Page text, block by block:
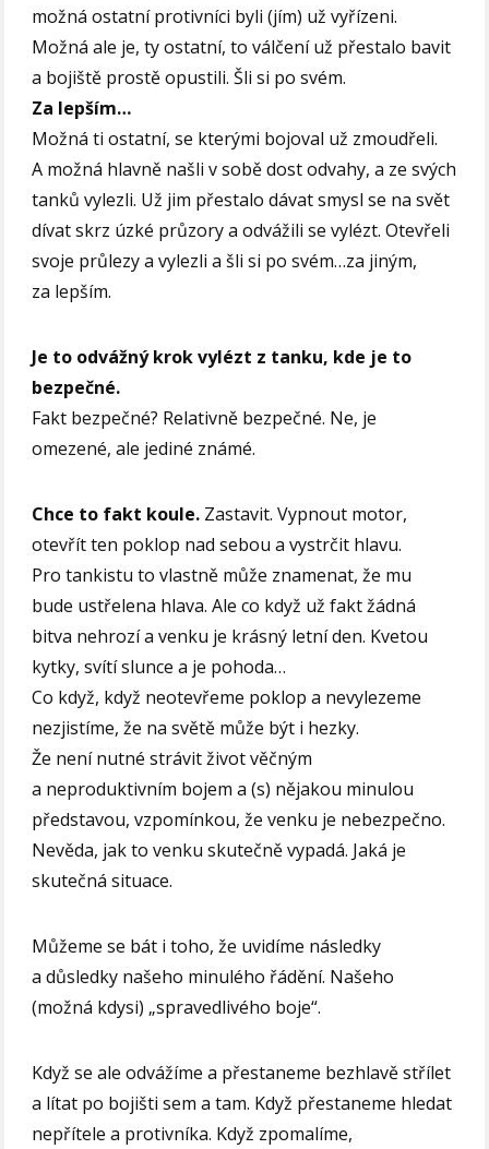
možná ostatní protivníci byli (jím) už vyřízeni.
Možná ale je, ty ostatní, to válčení už přestalo bavit
a bojiště prostě opustili. Šli si po svém.
Za lepším…
Možná ti ostatní, se kterými bojoval už zmoudřeli.
A možná hlavně našli v sobě dost odvahy, a ze svých
tanků vylezli. Už jim přestalo dávat smysl se na svět
dívat skrz úzké průzory a odvážili se vylézt. Otevřeli
svoje průlezy a vylezli a šli si po svém…za jiným,
za lepším.
Je to odvážný krok vylézt z tanku, kde je to
bezpečné.
Fakt bezpečné? Relativně bezpečné. Ne, je
omezené, ale jediné známé.
Chce to fakt koule. Zastavit. Vypnout motor,
otevřít ten poklop nad sebou a vystrčit hlavu.
Pro tankistu to vlastně může znamenat, že mu
bude ustřelena hlava. Ale co když už fakt žádná
bitva nehrozí a venku je krásný letní den. Kvetou
kytky, svítí slunce a je pohoda…
Co když, když neotevřeme poklop a nevylezeme
nezjistíme, že na světě může být i hezky.
Že není nutné strávit život věčným
a neproduktivním bojem a (s) nějakou minulou
představou, vzpomínkou, že venku je nebezpečno.
Nevěda, jak to venku skutečně vypadá. Jaká je
skutečná situace.
Můžeme se bát i toho, že uvidíme následky
a důsledky našeho minulého řádění. Našeho
(možná kdysi) „spravedlivého boje“.
Když se ale odvážíme a přestaneme bezhlavě střílet
a lítat po bojišti sem a tam. Když přestaneme hledat
nepřítele a protivníka. Když zpomalíme,